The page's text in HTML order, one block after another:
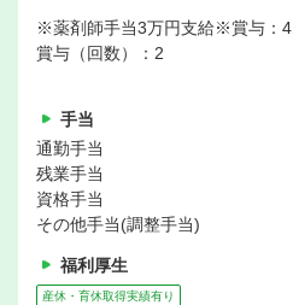
※薬剤師手当3万円支給※賞与：
賞与（回数）：2
手当
通勤手当
残業手当
資格手当
その他手当(調整手当)
福利厚生
産休・育休取得実績有り